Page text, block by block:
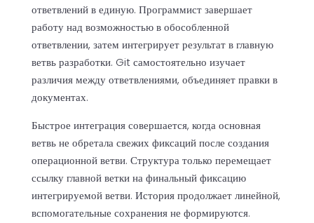
ответвлений в единую. Программист завершает
работу над возможностью в обособленной
ответвлении, затем интегрирует результат в главную
ветвь разработки. Git самостоятельно изучает
различия между ответвлениями, объединяет правки в
документах.
Быстрое интеграция совершается, когда основная
ветвь не обретала свежих фиксаций после создания
операционной ветви. Структура только перемещает
ссылку главной ветки на финальный фиксацию
интегрируемой ветви. История продолжает линейной,
вспомогательные сохранения не формируются.